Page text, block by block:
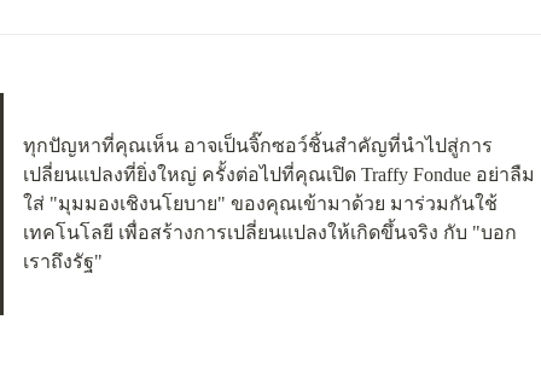
ทุกปัญหาที่คุณเห็น อาจเป็นจิ๊กซอว์ชิ้นสำคัญที่นำไปสู่การ
เปลี่ยนแปลงที่ยิ่งใหญ่ ครั้งต่อไปที่คุณเปิด Traffy Fondue อย่าลืม
ใส่ "มุมมองเชิงนโยบาย" ของคุณเข้ามาด้วย มาร่วมกันใช้
เทคโนโลยี เพื่อสร้างการเปลี่ยนแปลงให้เกิดขึ้นจริง กับ "บอก
เราถึงรัฐ"